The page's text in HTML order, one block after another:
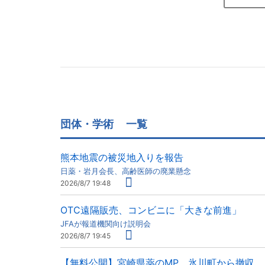
団体・学術 一覧
熊本地震の被災地入りを報告
日薬・岩月会長、高齢医師の廃業懸念
2026/8/7 19:48
OTC遠隔販売、コンビニに「大きな前進」
JFAが報道機関向け説明会
2026/8/7 19:45